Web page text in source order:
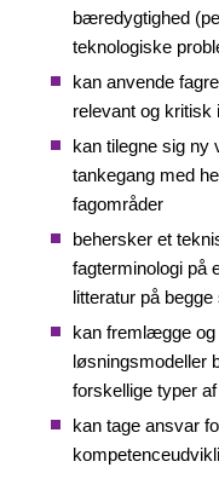
bæredygtighed
teknologiske
kan anvende
relevant og kritisk
kan tilegne sig ny
tankegang med
fagområder
behersker et
fagterminologi på
litteratur på begge
kan fremlægge
løsningsmodeller
forskellige typer
kan tage ansvar